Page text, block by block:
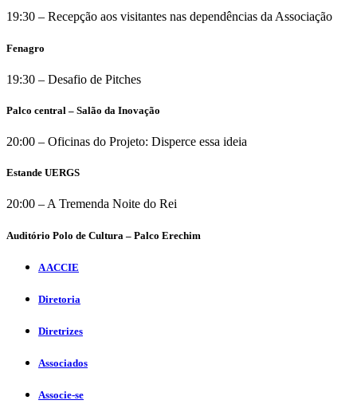
19:30 – Recepção aos visitantes nas dependências da Associação
Fenagro
19:30 – Desafio de Pitches
Palco central – Salão da Inovação
20:00 – Oficinas do Projeto: Disperce essa ideia
Estande UERGS
20:00 – A Tremenda Noite do Rei
Auditório Polo de Cultura – Palco Erechim
A ACCIE
Diretoria
Diretrizes
Associados
Associe-se